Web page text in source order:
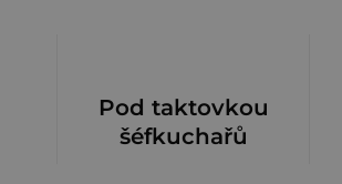
Pod taktovkou
šéfkuchařů